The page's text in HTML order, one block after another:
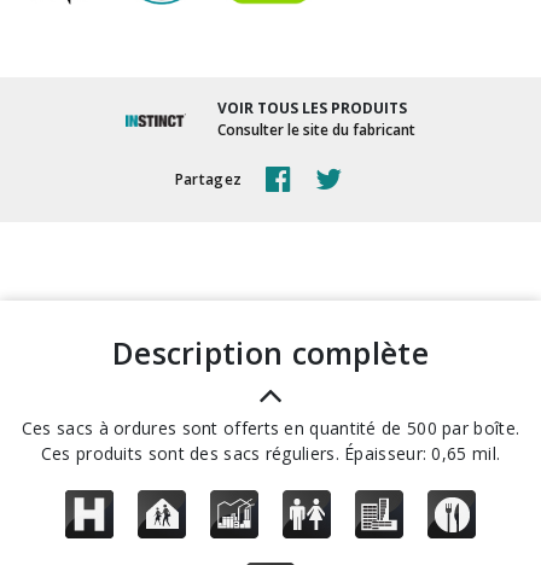
VOIR TOUS LES PRODUITS
Consulter le site du fabricant
Partagez
description complète
Ces sacs à ordures sont offerts en quantité de 500 par boîte.
Ces produits sont des sacs réguliers. Épaisseur: 0,65 mil.